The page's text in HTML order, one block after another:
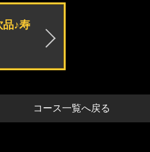
♪寿
コース一覧へ戻る